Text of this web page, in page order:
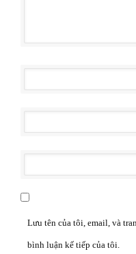
Lưu tên của tôi, email, và
bình luận kế tiếp của tôi.